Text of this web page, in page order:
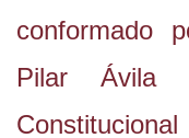
conformado
Pilar Ávila